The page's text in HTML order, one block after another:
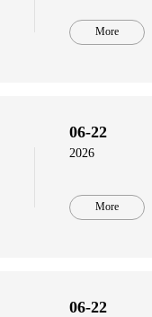
More
06-22
2026
More
06-22